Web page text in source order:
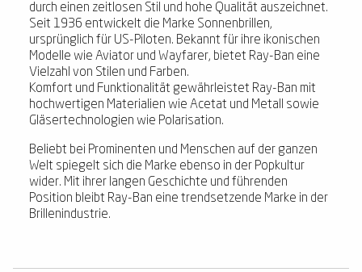
durch einen zeitlosen Stil und hohe Qualität auszeichnet.
Seit 1936 entwickelt die Marke Sonnenbrillen,
ursprünglich für US-Piloten. Bekannt für ihre ikonischen
Modelle wie Aviator und Wayfarer, bietet Ray-Ban eine
Vielzahl von Stilen und Farben.
Komfort und Funktionalität gewährleistet Ray-Ban mit
hochwertigen Materialien wie Acetat und Metall sowie
Gläsertechnologien wie Polarisation.
Beliebt bei Prominenten und Menschen auf der ganzen
Welt spiegelt sich die Marke ebenso in der Popkultur
wider. Mit ihrer langen Geschichte und führenden
Position bleibt Ray-Ban eine trendsetzende Marke in der
Brillenindustrie.